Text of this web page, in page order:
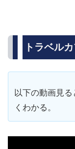
トラベル
以下の動画見
くわかる。